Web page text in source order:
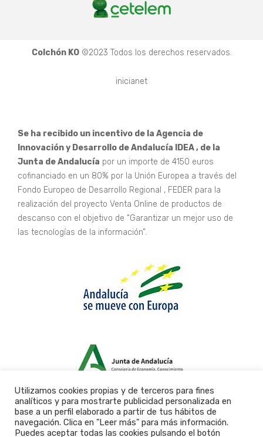
Colchón KO©2023 Todos los derechos reservados.
inicianet
Se ha recibido un incentivo de la Agencia de
Innovación y Desarrollo de Andalucía IDEA , de la
Junta de Andalucía por un importe de 4150 euros
cofinanciado en un 80% por la Unión Europea a través del
Fondo Europeo de Desarrollo Regional , FEDER para la
realización del proyecto Venta Online de productos de
descanso con el objetivo de “Garantizar un mejor uso de
las tecnologías de la información”.
Utilizamos cookies propias y de terceros para fines
analíticos y para mostrarte publicidad personalizada en
base a un perfil elaborado a partir de tus hábitos de
navegación. Clica en "Leer más" para más información.
Puedes aceptar todas las cookies pulsando el botón